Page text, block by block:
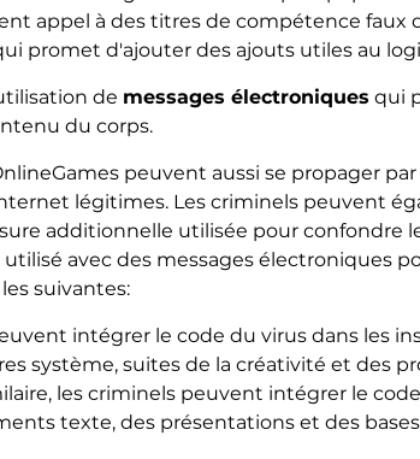
appel à des titres de compétence faux
promet d'ajouter des ajouts utiles au
de messages électroniques qui
du corps.
peuvent aussi se propager
légitimes. Les criminels peuvent
additionnelle utilisée pour confondre
avec des messages électroniques
suivantes:
intégrer le code du virus dans les
système, suites de la créativité et des
les criminels peuvent intégrer le
texte, des présentations et des